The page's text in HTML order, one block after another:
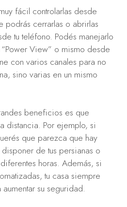
fácil controlarlas desde
podrás cerrarlas o abrirlas
tu teléfono. Podés manejarlo
View” o mismo desde
con varios canales para no
sino varias en un mismo
beneficios es que
distancia. Por ejemplo, si
que parezca que hay
de tus persianas o
horas. Además, si
tu casa siempre
su seguridad.